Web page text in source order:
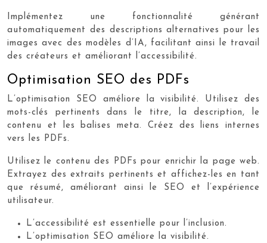
Implémentez une fonctionnalité générant
automatiquement des descriptions alternatives pour les
images avec des modèles d’IA, facilitant ainsi le travail
des créateurs et améliorant l’accessibilité.
Optimisation SEO des PDFs
L’optimisation SEO améliore la visibilité. Utilisez des
mots-clés pertinents dans le titre, la description, le
contenu et les balises meta. Créez des liens internes
vers les PDFs.
Utilisez le contenu des PDFs pour enrichir la page web.
Extrayez des extraits pertinents et affichez-les en tant
que résumé, améliorant ainsi le SEO et l’expérience
utilisateur.
L’accessibilité est essentielle pour l’inclusion.
L’optimisation SEO améliore la visibilité.